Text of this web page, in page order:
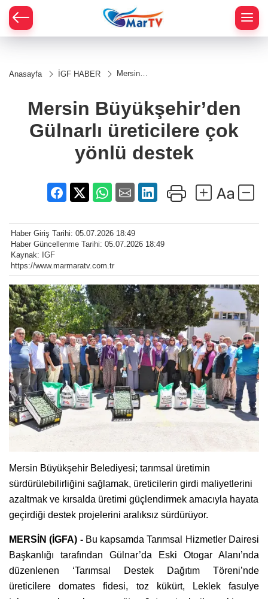
Anasayfa İGF HABER
Mersin
üreticilere çok
yönlü destek
Mersin Büyükşehir’den
Gülnarlı üreticilere çok
yönlü destek
Haber Giriş Tarihi: 05.07.2026 18:49
Haber Güncellenme Tarihi: 05.07.2026 18:49
Kaynak: IGF
https://www.marmaratv.com.tr
Mersin Büyükşehir Belediyesi; tarımsal üretimin
sürdürülebilirliğini sağlamak, üreticilerin girdi maliyetlerini
azaltmak ve kırsalda üretimi güçlendirmek amacıyla hayata
geçirdiği destek projelerini aralıksız sürdürüyor.
MERSİN (İGFA) - Bu kapsamda Tarımsal Hizmetler Dairesi
Başkanlığı tarafından Gülnar’da Eski Otogar Alanı’nda
düzenlenen ‘Tarımsal Destek Dağıtım Töreni’nde
üreticilere domates fidesi, toz kükürt, Leklek fasulye